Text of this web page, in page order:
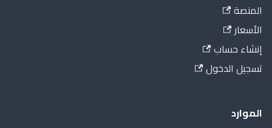
المنصة
الأسعار
إنشاء حساب
تسجيل الدخول
الموارد